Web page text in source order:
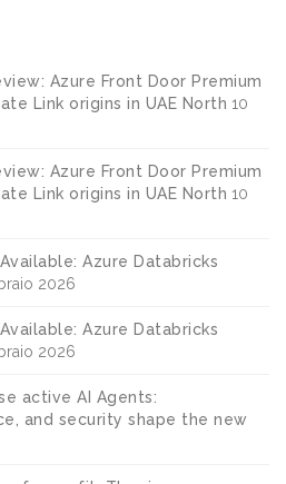
Azure Front Door Premium
Link origins in UAE North 10
Azure Front Door Premium
Link origins in UAE North 10
Azure Databricks
2026
Azure Databricks
2026
active AI Agents:
and security shape the new